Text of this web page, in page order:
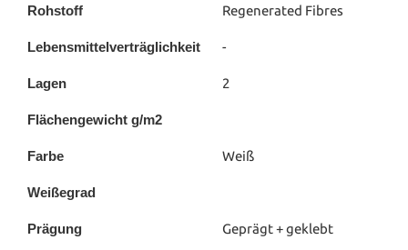
Rohstoff Regenerated Fibres
Lebensmittelverträglichkeit -
Lagen 2
Flächengewicht g/m2
Farbe Weiß
Weißegrad
Prägung Geprägt + geklebt